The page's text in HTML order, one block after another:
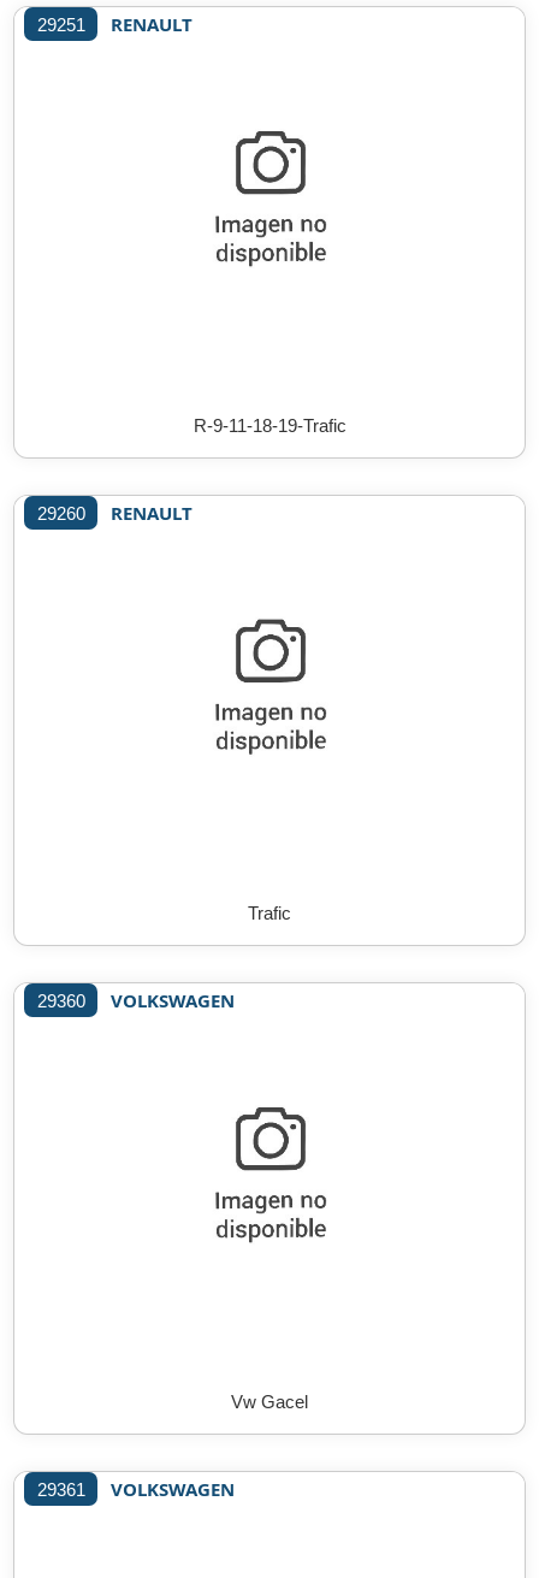
29251 RENAULT
R-9-11-18-19-Trafic
29260 RENAULT
Trafic
29360 VOLKSWAGEN
Vw Gacel
29361 VOLKSWAGEN